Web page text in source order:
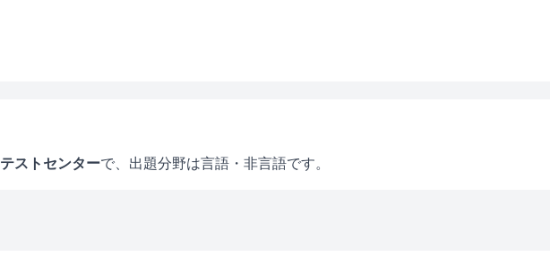
テストセンターで、 出題分野は言語・非言語です。